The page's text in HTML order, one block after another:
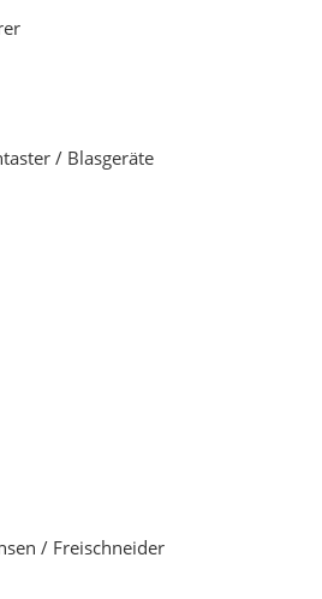
/ Blasgeräte
/ Freischneider